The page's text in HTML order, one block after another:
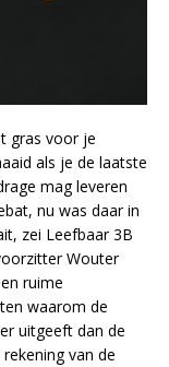
gras voor je
als je de laatste
mag leveren
nu was daar in
zei Leefbaar 3B
Wouter
ruime
waarom de
uitgeeft dan de
van de